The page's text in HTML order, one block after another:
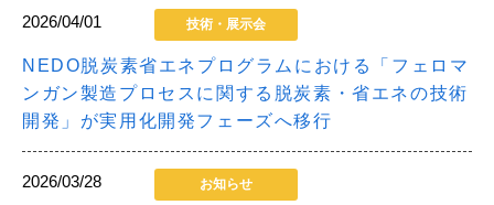
2026/04/01 技術・展示会
NEDO脱炭素省エネプログラムにおける「フェロマ
ンガン製造プロセスに関する脱炭素・省エネの技術
開発」が実用化開発フェーズへ移行
2026/03/28 お知らせ